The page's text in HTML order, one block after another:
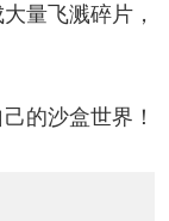
量飞溅碎片，
的沙盒世界！